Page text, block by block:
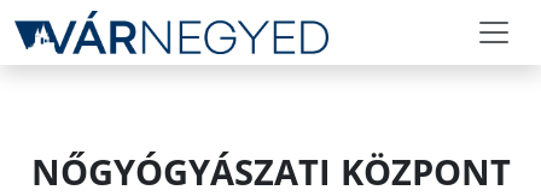
NŐGYÓGYÁSZATI KÖZPONT